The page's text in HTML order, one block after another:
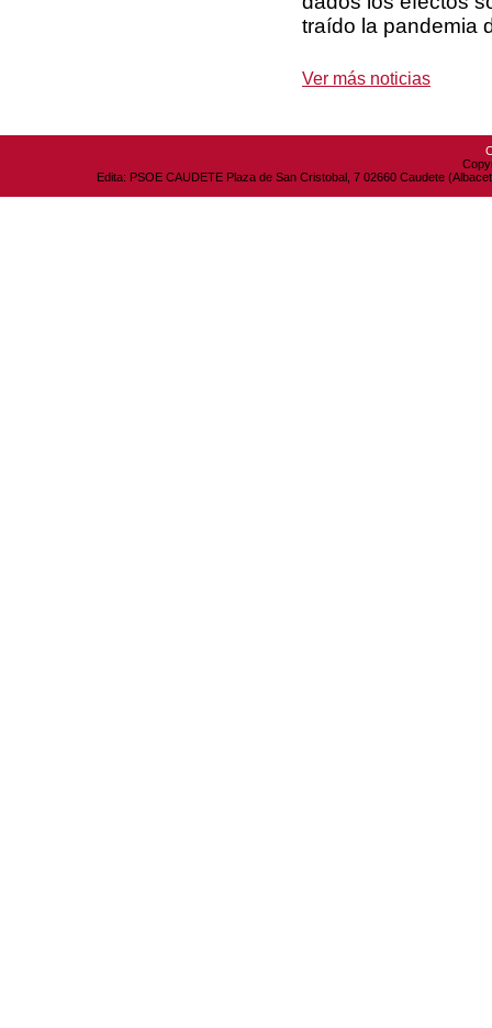
traído la pandemia
Ver más noticias
Edita: PSOE CAUDETE Plaza de San Cristobal, 7 02660 Caudete